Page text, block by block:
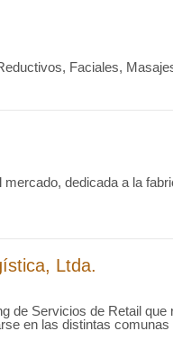
Faciales,
dedicada a la
Ltda.
de Servicios de Retail
en las distintas comunas